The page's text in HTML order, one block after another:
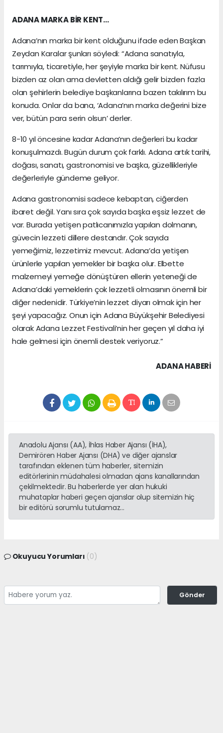
ADANA MARKA BİR KENT…
Adana’nın marka bir kent olduğunu ifade eden Başkan
Zeydan Karalar şunları söyledi: “Adana sanatıyla,
tarımıyla, ticaretiyle, her şeyiyle marka bir kent. Nüfusu
bizden az olan ama devletten aldığı gelir bizden fazla
olan şehirlerin belediye başkanlarına bazen takılırım bu
konuda. Onlar da bana, ‘Adana’nın marka değerini bize
ver, bütün para serin olsun’ derler.
8-10 yıl öncesine kadar Adana’nın değerleri bu kadar
konuşulmazdı. Bugün durum çok farklı. Adana artık tarihi,
doğası, sanatı, gastronomisi ve başka, güzellikleriyle
değerleriyle gündeme geliyor.
Adana gastronomisi sadece kebaptan, ciğerden
ibaret değil. Yanı sıra çok sayıda başka eşsiz lezzet de
var. Burada yetişen patlıcanımızla yapılan dolmanın,
güvecin lezzeti dillere destandır. Çok sayıda
yemeğimiz, lezzetimiz mevcut. Adana’da yetişen
ürünlerle yapılan yemekler bir başka olur. Elbette
malzemeyi yemeğe dönüştüren ellerin yeteneği de
Adana’daki yemeklerin çok lezzetli olmasının önemli bir
diğer nedenidir. Türkiye’nin lezzet diyarı olmak için her
şeyi yapacağız. Onun için Adana Büyükşehir Belediyesi
olarak Adana Lezzet Festivali’nin her geçen yıl daha iyi
hale gelmesi için önemli destek veriyoruz.”
ADANA HABERİ
Anadolu Ajansı (AA), İhlas Haber Ajansı (İHA),
Demirören Haber Ajansı (DHA) ve diğer ajanslar
tarafından eklenen tüm haberler, sitemizin
editörlerinin müdahalesi olmadan ajans kanallarından
çekilmektedir. Bu haberlerde yer alan hukuki
muhataplar haberi geçen ajanslar olup sitemizin hiç
bir editörü sorumlu tutulamaz...
Okuyucu Yorumları (0)
Gönder